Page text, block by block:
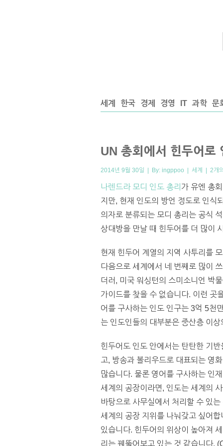
세계 한국 경제 경영 IT 과학 문
UN 총회에서 힌두어로
2014년 9월 30일 | By: ingppoo | 세계 | 2개
나렌드라 모디 인도 총리 가 유엔 총
지만, 현재 인도의 방언 정도로 인식
의자로 분류되는 모디 총리는 공식
상대방을 만날 때 힌두어를 더 많이
현재 힌두어 계열의 지역 사투리를
다음으로 세계에서 네 번째로 많이
더러, 미국 워싱턴의 스미소니언 박
가이드를 찾을 수 없습니다. 이런 곳
어를 구사하는 인도 인구는 3억 5천
는 인도인들의 대부분은 중산층 이
힌두어도 인도 안에서는 탄탄한 기
고, 방송과 볼리우드로 대표되는 영
많습니다. 물론 영어를 구사하는 인
세계의 공장이라면, 인도는 세계의
바탕으로 사무실에서 처리할 수 있
세계의 공장 지위를 나눠갖고 싶어
있습니다. 힌두어의 위상이 높아져
리는 꿰뚫어보고 있는 것 같습니다.